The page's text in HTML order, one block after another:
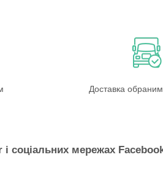
Доставка
соціальних мережах